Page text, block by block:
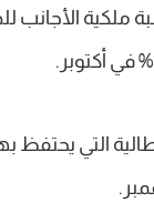
ملكية